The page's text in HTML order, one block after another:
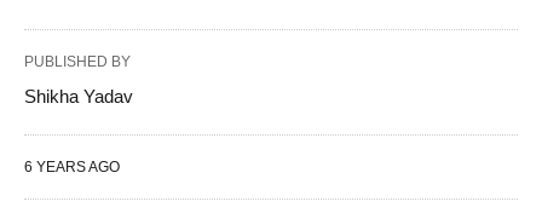
PUBLISHED BY
Shikha Yadav
6 YEARS AGO